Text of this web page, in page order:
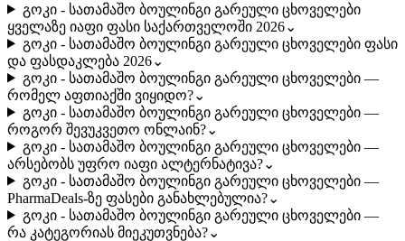
გოკი - სათამაშო ბოულინგი გარეული ცხოველები
ყველაზე იაფი ფასი საქართველოში 2026⌄
გოკი - სათამაშო ბოულინგი გარეული ცხოველები ფასი
და ფასდაკლება 2026⌄
გოკი - სათამაშო ბოულინგი გარეული ცხოველები —
რომელ აფთიაქში ვიყიდო?⌄
გოკი - სათამაშო ბოულინგი გარეული ცხოველები —
როგორ შევუკვეთო ონლაინ?⌄
გოკი - სათამაშო ბოულინგი გარეული ცხოველები —
არსებობს უფრო იაფი ალტერნატივა?⌄
გოკი - სათამაშო ბოულინგი გარეული ცხოველები —
PharmaDeals-ზე ფასები განახლებულია?⌄
გოკი - სათამაშო ბოულინგი გარეული ცხოველები —
რა კატეგორიას მიეკუთვნება?⌄